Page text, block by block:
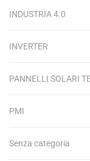
INDUSTRIA 4.0
INVERTER
PANNELLI SOLARI
PMI
Senza categoria